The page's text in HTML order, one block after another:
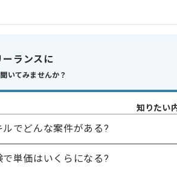
求めるスキル
・Ansibleを用いた開発経験
歓迎スキル
・インフラ構築の実務経験
ーランスに
聞いてみませんか？
知りたい
ルでどんな案件がある?
で単価はいくらになる?